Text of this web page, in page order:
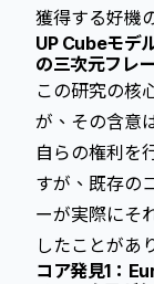
獲得する好機
UP Cubeモデ
の三次元フレ
この研究の核
が、その含意
自らの権利を
すが、既存の
ーが実際にそ
したことがあ
コア発見1：